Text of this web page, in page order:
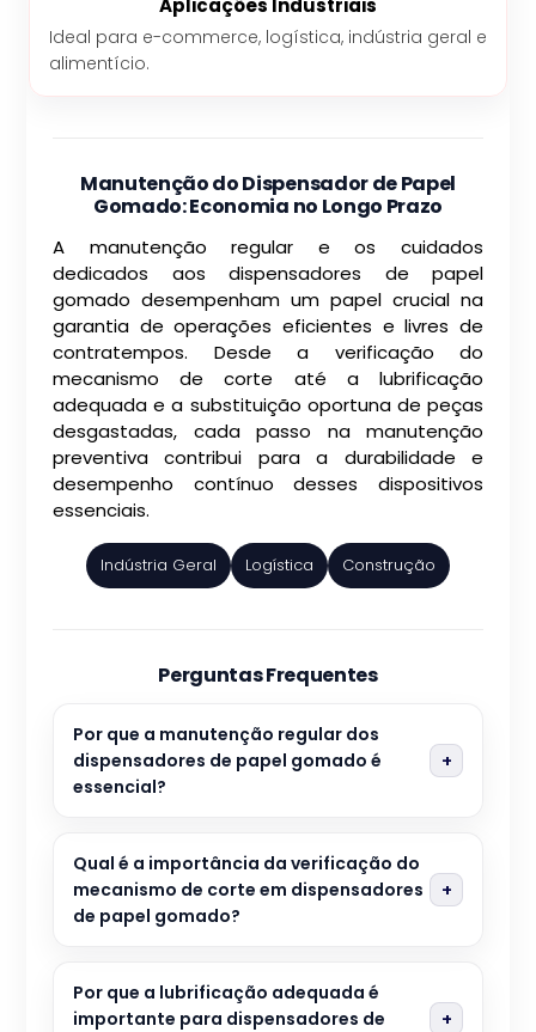
Aplicações Industriais
Ideal para e-commerce, logística, indústria geral e
alimentício.
Manutenção do Dispensador de Papel
Gomado: Economia no Longo Prazo
A manutenção regular e os cuidados
dedicados aos dispensadores de papel
gomado desempenham um papel crucial na
garantia de operações eficientes e livres de
contratempos. Desde a verificação do
mecanismo de corte até a lubrificação
adequada e a substituição oportuna de peças
desgastadas, cada passo na manutenção
preventiva contribui para a durabilidade e
desempenho contínuo desses dispositivos
essenciais.
Indústria Geral Logística Construção
Perguntas Frequentes
Por que a manutenção regular dos
dispensadores de papel gomado é
essencial?
Qual é a importância da verificação do
mecanismo de corte em dispensadores
de papel gomado?
Por que a lubrificação adequada é
importante para dispensadores de